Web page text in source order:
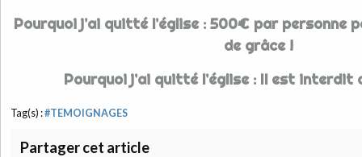
Pourquoi j’ai quitté l’église : 500€ par personne
de grâce !
Pourquoi j’ai quitté l’église : Il est interdit
Tag(s) :#TEMOIGNAGES
Partager cet article